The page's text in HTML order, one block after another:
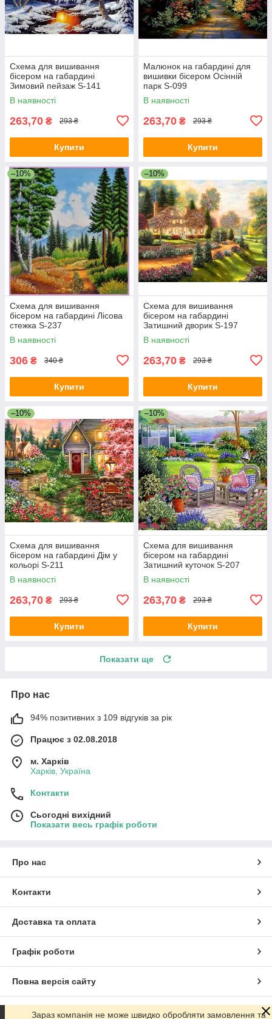
Схема для вишивання
бісером на габардині
Зимовий пейзаж S-141
В наявності
263,70 ₴ 293 ₴
Купити
Малюнок на габардині для
вишивки бісером Осінній
парк S-099
В наявності
263,70 ₴ 293 ₴
Купити
–10%
Схема для вишивання
бісером на габардині Лісова
стежка S-237
В наявності
306 ₴ 340 ₴
Купити
–10%
Схема для вишивання
бісером на габардині
Затишний дворик S-197
В наявності
263,70 ₴ 293 ₴
Купити
–10%
Схема для вишивання
бісером на габардині Дім у
кольорі S-211
В наявності
263,70 ₴ 293 ₴
Купити
–10%
Схема для вишивання
бісером на габардині
Затишний куточок S-207
В наявності
263,70 ₴ 293 ₴
Купити
Показати ще
Про нас
94% позитивних з 109 відгуків за рік
Працює з 02.08.2018
м. Харків
Харків, Україна
Контакти
Сьогодні вихідний
Показати весь графік роботи
Про нас
Контакти
Доставка та оплата
Графік роботи
Повна версія сайту
Сайт створено на маркетплейсі Prom.ua
Зараз компанія не може швидко обробляти замовлення та